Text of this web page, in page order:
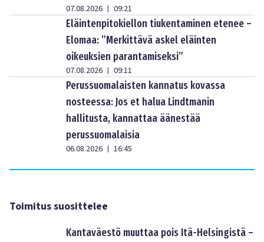
07.08.2026 | 09:21
Eläintenpitokiellon tiukentaminen etenee –
Elomaa: ”Merkittävä askel eläinten
oikeuksien parantamiseksi”
07.08.2026 | 09:11
Perussuomalaisten kannatus kovassa
nosteessa: Jos et halua Lindtmanin
hallitusta, kannattaa äänestää
perussuomalaisia
06.08.2026 | 16:45
Toimitus suosittelee
Kantaväestö muuttaa pois Itä-Helsingistä –